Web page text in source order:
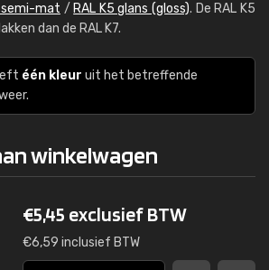
semi-mat / RAL K5 glans (gloss). De RAL K5
dan de RAL K7.
één kleur uit het betreffende
winkelwagen
€5,45 exclusief BTW
€6,59 inclusief BTW